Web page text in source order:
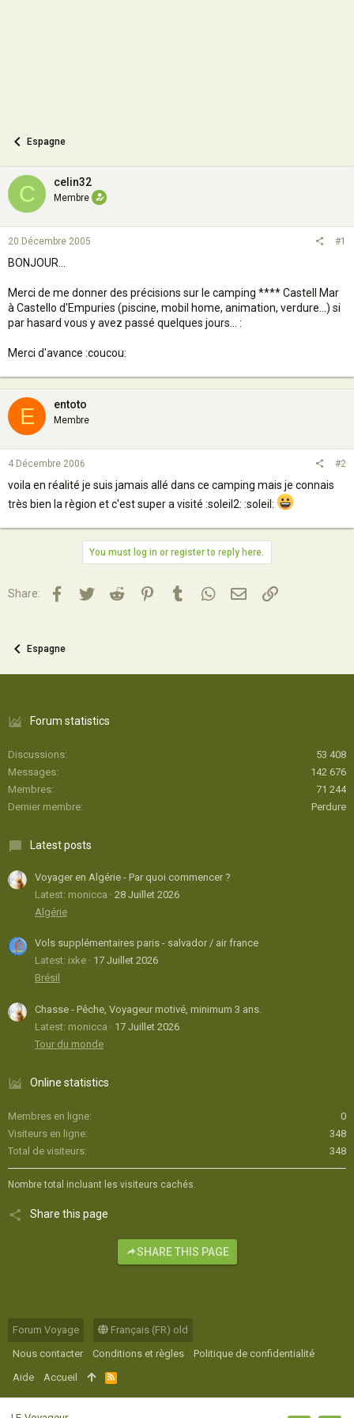
Espagne
C celin32
Membre
20 Décembre 2005 #1
BONJOUR...
Merci de me donner des précisions sur le camping **** Castell Mar
à Castello d'Empuries (piscine, mobil home, animation, verdure...) si
par hasard vous y avez passé quelques jours... :
Merci d'avance :coucou:
E entoto
Membre
4 Décembre 2006 #2
voila en réalité je suis jamais allé dans ce camping mais je connais
très bien la règion et c'est super a visité :soleil2: :soleil:
You must log in or register to reply here.
Share: Facebook
TwitterReddit PinterestTumblrWhatsApp
Email Lien
Espagne
Forum statistics
Discussions
53 408
Messages
142 676
Membres
71 244
Dernier membre
Perdure
Latest posts
Voyager en Algérie - Par quoi commencer ?
Latest: monicca
28 Juillet 2026
Algérie
Vols supplémentaires paris - salvador / air france
Latest: ixke
17 Juillet 2026
Brésil
Chasse - Pêche, Voyageur motivé, minimum 3 ans.
Latest: monicca
17 Juillet 2026
Tour du monde
Online statistics
Membres en ligne
0
Visiteurs en ligne
348
Total de visiteurs
348
Nombre total incluant les visiteurs cachés.
Share this page
SHARE THIS PAGE
Forum Voyage
Français (FR) old
Nous contacter
Conditions et règles
Politique de confidentialité
Aide
Accueil
R
S
S